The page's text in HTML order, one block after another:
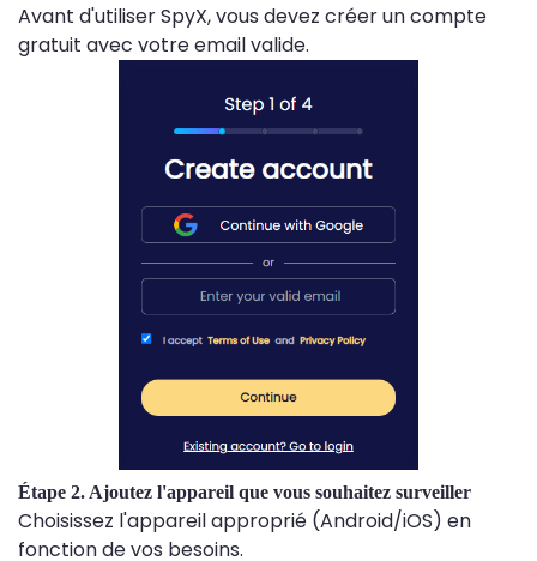
Avant d'utiliser SpyX, vous devez créer un compte
gratuit avec votre email valide.
Étape 2. Ajoutez l'appareil que vous souhaitez surveiller
Choisissez l'appareil approprié (Android/iOS) en
fonction de vos besoins.